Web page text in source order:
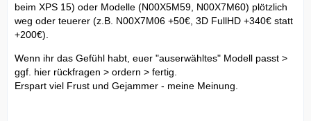
beim XPS 15) oder Modelle (N00X5M59, N00X7M60) plötzlich
weg oder teuerer (z.B. N00X7M06 +50€, 3D FullHD +340€ statt
+200€).
Wenn ihr das Gefühl habt, euer "auserwähltes" Modell passt >
ggf. hier rückfragen > ordern > fertig.
Erspart viel Frust und Gejammer - meine Meinung.